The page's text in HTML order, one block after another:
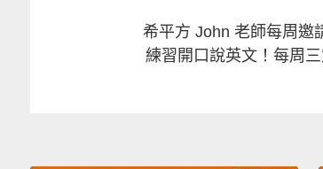
希平方 John 老師每周邀
練習開口說英文！每周